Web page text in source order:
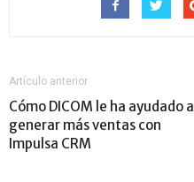
Artículo anterior
Cómo DICOM le ha ayudado a
generar más ventas con
Impulsa CRM